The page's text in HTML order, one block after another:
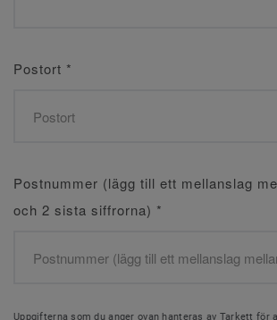
Postort *
Postnummer (lägg till ett mellanslag
och 2 sista siffrorna) *
Uppgifterna som du anger ovan hanteras av Tarkett för